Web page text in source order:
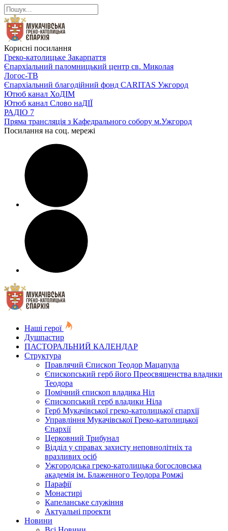
Корисні посилання
Греко-католицьке Закарпаття
Єпархіальний паломницький центр св. Миколая
Логос-ТВ
Єпархіальний благодійний фонд CARITAS Ужгород
Ютюб канал ХоДІМ
Ютюб канал Слово наДІЇ
РАДІО 7
Пряма трансляція з Кафедрального собору м.Ужгород
Посилання на соц. мережі
Наші герої
Душпастир
ПАСТОРАЛЬНИЙ КАЛЕНДАР
Структура
Правлячий Єпископ Теодор Мацапула
Єпископський герб його Преосвященства владики
Теодора
Помічний єпископ владика Ніл
Єпископський герб владики Ніла
Герб Мукачівської греко-католицької єпархії
Управління Мукачівської Греко-католицької
Єпархії
Церковний Трибунал
Відділ у справах захисту неповнолітніх та
вразливих осіб
Ужгородська греко-католицька богословська
академія ім. Блаженного Теодора Ромжі
Парафії
Монастирі
Капеланське служіння
Актуальні проекти
Новини